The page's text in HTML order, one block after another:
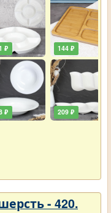
₽
₽
144 ₽
209 ₽
- 420.